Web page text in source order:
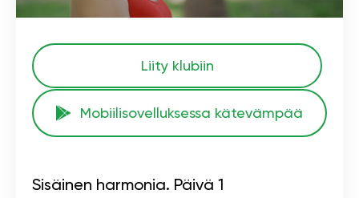
Liity klubiin
Mobiilisovelluksessa kätevämpää
Sisäinen harmonia. Päivä 1